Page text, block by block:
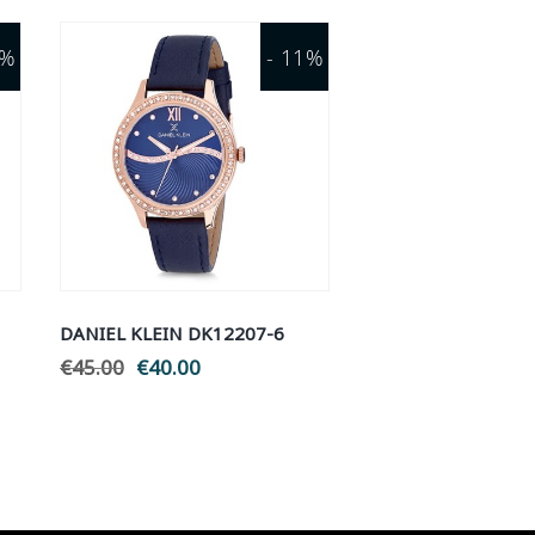
- 11%
DANIEL KLEIN DK12207-6
€45.00 Original
€40.00